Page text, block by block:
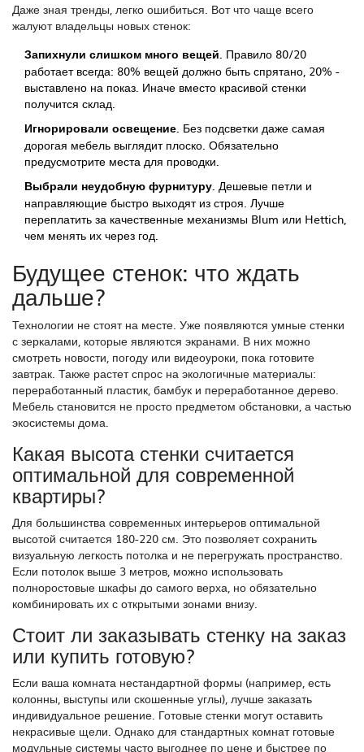
Даже зная тренды, легко ошибиться. Вот что чаще всего
жалуют владельцы новых стенок:
Запихнули слишком много вещей. Правило 80/20
работает всегда: 80% вещей должно быть спрятано, 20% -
выставлено на показ. Иначе вместо красивой стенки
получится склад.
Игнорировали освещение. Без подсветки даже самая
дорогая мебель выглядит плоско. Обязательно
предусмотрите места для проводки.
Выбрали неудобную фурнитуру. Дешевые петли и
направляющие быстро выходят из строя. Лучше
переплатить за качественные механизмы Blum или Hettich,
чем менять их через год.
Будущее стенок: что ждать
дальше?
Технологии не стоят на месте. Уже появляются умные стенки
с зеркалами, которые являются экранами. В них можно
смотреть новости, погоду или видеоуроки, пока готовите
завтрак. Также растет спрос на экологичные материалы:
переработанный пластик, бамбук и переработанное дерево.
Мебель становится не просто предметом обстановки, а частью
экосистемы дома.
Какая высота стенки считается
оптимальной для современной
квартиры?
Для большинства современных интерьеров оптимальной
высотой считается 180-220 см. Это позволяет сохранить
визуальную легкость потолка и не перегружать пространство.
Если потолок выше 3 метров, можно использовать
полноростовые шкафы до самого верха, но обязательно
комбинировать их с открытыми зонами внизу.
Стоит ли заказывать стенку на заказ
или купить готовую?
Если ваша комната нестандартной формы (например, есть
колонны, выступы или скошенные углы), лучше заказать
индивидуальное решение. Готовые стенки могут оставить
некрасивые щели. Однако для стандартных комнат готовые
модульные системы часто выгоднее по цене и быстрее по